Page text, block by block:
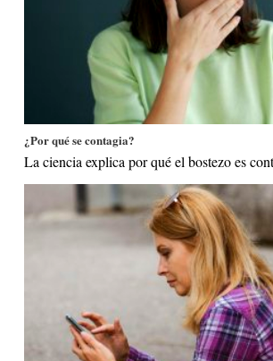
¿Por qué se contagia?
La ciencia explica por qué el bostezo es